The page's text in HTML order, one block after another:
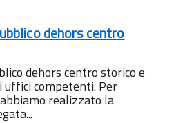
dehors centro
dehors centro storico e
uffici competenti. Per
realizzato la